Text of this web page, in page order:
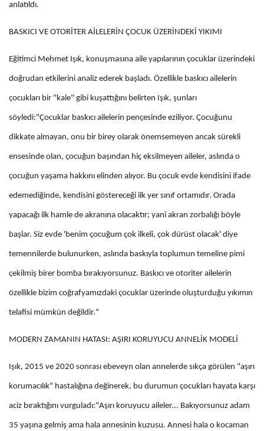
anlatıldı.
BASKICI VE OTORİTER AİLELERİN ÇOCUK ÜZERİNDEKİ YIKIMI
Eğitimci Mehmet Işık, konuşmasına aile yapılarının çocuklar üzerindeki
doğrudan etkilerini analiz ederek başladı. Özellikle baskıcı ailelerin
çocukları bir "kale" gibi kuşattığını belirten Işık, şunları
söyledi:"Çocuklar baskıcı ailelerin pençesinde eziliyor. Çocuğunu
dikkate almayan, onu bir birey olarak önemsemeyen ancak sürekli
ensesinde olan, çocuğun başından hiç eksilmeyen aileler, aslında o
çocuğun yaşama hakkını elinden alıyor. Bu çocuk evde kendisini ifade
edemediğinde, kendisini göstereceği ilk yer sınıf ortamıdır. Orada
yapacağı ilk hamle de akranına olacaktır; yani akran zorbalığı böyle
başlar. Siz evde 'benim çocuğum çok ilkeli, çok dürüst olacak' diye
temennilerde bulunurken, aslında baskıyla toplumun temeline pimi
çekilmiş birer bomba bırakıyorsunuz. Baskıcı ve otoriter ailelerin
özellikle bizim coğrafyamızdaki çocuklar üzerinde oluşturduğu yıkımın
telafisi mümkün değildir."
MODERN ZAMANIN HATASI: AŞIRI KORUYUCU ANNELİK MODELİ
Işık, 2015 ve 2020 sonrası ebeveyn olan annelerde sıkça görülen "aşırı
korumacılık" hastalığına değinerek, bu durumun çocukları hayata karşı
aciz bıraktığını vurguladı:"Aşırı koruyucu aileler... Bakıyorsunuz adam
35 yaşına gelmiş ama hala annesinin kuzusu. Annesi hala o kocaman